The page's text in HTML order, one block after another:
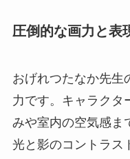
圧倒的な画力と表
おげれつたなか先生
力です。キャラクタ
みや室内の空気感ま
光と影のコントラ